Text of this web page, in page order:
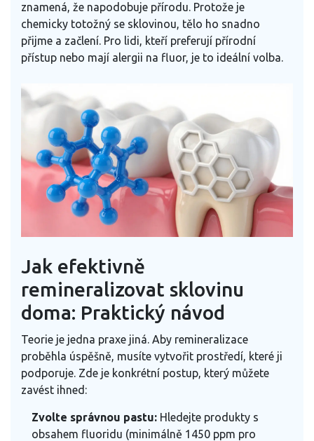
znamená, že napodobuje přírodu. Protože je
chemicky totožný se sklovinou, tělo ho snadno
přijme a začlení. Pro lidi, kteří preferují přírodní
přístup nebo mají alergii na fluor, je to ideální volba.
Jak efektivně
remineralizovat sklovinu
doma: Praktický návod
Teorie je jedna praxe jiná. Aby remineralizace
proběhla úspěšně, musíte vytvořit prostředí, které ji
podporuje. Zde je konkrétní postup, který můžete
zavést ihned:
Zvolte správnou pastu: Hledejte produkty s
obsahem fluoridu (minimálně 1450 ppm pro